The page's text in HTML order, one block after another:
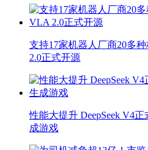
支持17家机器人厂商20多
2.0正式开源
性能大提升 DeepSeek V4
成游戏